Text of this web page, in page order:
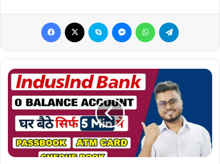
Facebook Skype MessengerWhatsApp
Indus
Delite
Open
Instant
Zero
Savings
Account